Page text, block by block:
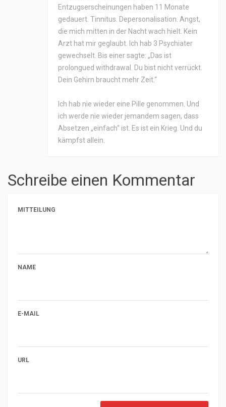
Entzugserscheinungen haben 11 Monate
gedauert. Tinnitus. Depersonalisation. Angst,
die mich mitten in der Nacht wach hielt. Kein
Arzt hat mir geglaubt. Ich hab 3 Psychiater
gewechselt. Bis einer sagte: „Das ist
prolongued withdrawal. Du bist nicht verrückt.
Dein Gehirn braucht mehr Zeit.“
Ich hab nie wieder eine Pille genommen. Und
ich werde nie wieder jemandem sagen, dass
Absetzen „einfach“ ist. Es ist ein Krieg. Und du
kämpfst allein.
Schreibe einen Kommentar
MITTEILUNG
NAME
E-MAIL
URL